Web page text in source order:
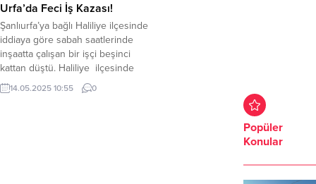
Urfa’da Feci İş Kazası!
Şanlıurfa’ya bağlı Haliliye ilçesinde
iddiaya göre sabah saatlerinde
inşaatta çalışan bir işçi beşinci
kattan düştü. Haliliye ilçesinde
iddiaya göre sabah erken saatlerde
ilçedeki bir inşaatta bir işçi beşinci
14.05.2025 10:55 0
Popüler
Konular